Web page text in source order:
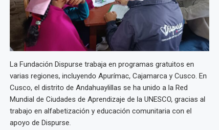
La Fundación Dispurse trabaja en programas gratuitos en
varias regiones, incluyendo Apurímac, Cajamarca y Cusco. En
Cusco, el distrito de Andahuaylillas se ha unido a la Red
Mundial de Ciudades de Aprendizaje de la UNESCO, gracias al
trabajo en alfabetización y educación comunitaria con el
apoyo de Dispurse.